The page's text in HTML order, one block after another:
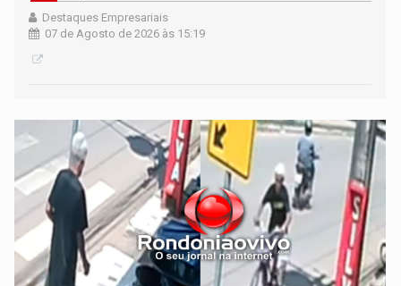
Destaques Empresariais
07 de Agosto de 2026 às 15:19